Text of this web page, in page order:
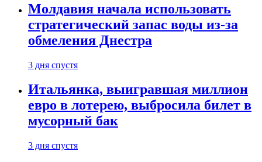
Молдавия начала использовать
стратегический запас воды из-за
обмеления Днестра
3 дня спустя
Итальянка, выигравшая миллион
евро в лотерею, выбросила билет в
мусорный бак
3 дня спустя